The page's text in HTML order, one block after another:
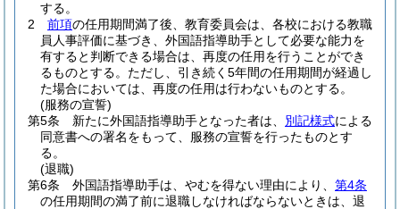
する。
2
前項の任用期間満了後、教育委員会は、各校における教職
員人事評価に基づき、外国語指導助手として必要な能力を
有すると判断できる場合は、再度の任用を行うことができ
るものとする。 ただし、引き続く5年間の任用期間が経過し
た場合においては、再度の任用は行わないものとする。
(服務の宣誓)
第5条
新たに外国語指導助手となった者は、 別記様式による
同意書への署名をもって、服務の宣誓を行ったものとす
る。
(退職)
第6条
外国語指導助手は、やむを得ない理由により、 第4条
の任用期間の満了前に退職しなければならないときは、退